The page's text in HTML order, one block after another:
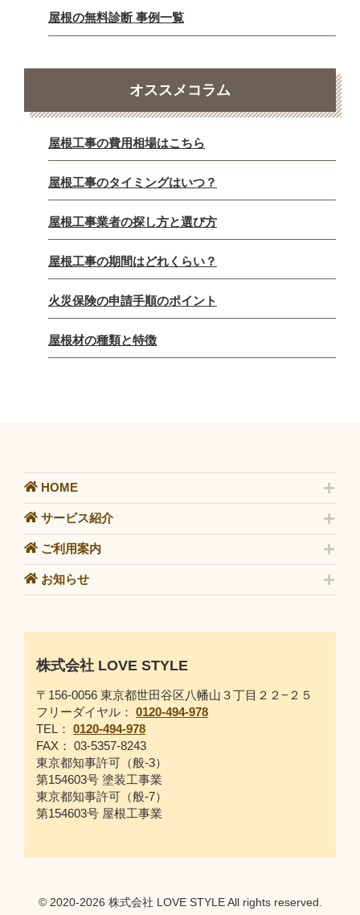
屋根の無料診断 事例一覧
オススメコラム
屋根工事の費用相場はこちら
屋根工事のタイミングはいつ？
屋根工事業者の探し方と選び方
屋根工事の期間はどれくらい？
火災保険の申請手順のポイント
屋根材の種類と特徴
HOME
サービス紹介
ご利用案内
お知らせ
株式会社 LOVE STYLE
〒156-0056 東京都世田谷区八幡山３丁目２２−２５
フリーダイヤル： 0120-494-978
TEL： 0120-494-978
FAX： 03-5357-8243
東京都知事許可（般-3）
第154603号 塗装工事業
東京都知事許可（般-7）
第154603号 屋根工事業
© 2020-2026 株式会社 LOVE STYLE All rights reserved.